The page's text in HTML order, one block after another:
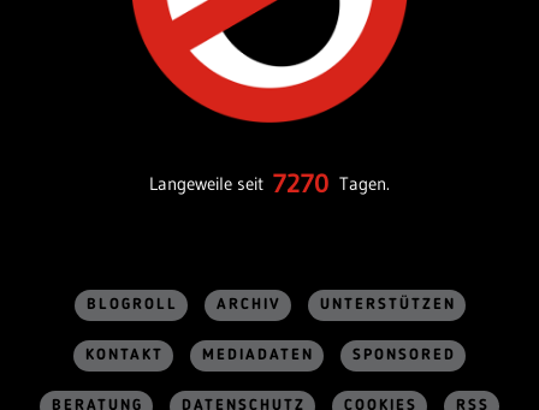
Langeweile seit 7270 Tagen.
BLOGROLL ARCHIV UNTERSTÜTZEN
KONTAKT MEDIADATEN SPONSORED
BERATUNG DATENSCHUTZ COOKIES RSS